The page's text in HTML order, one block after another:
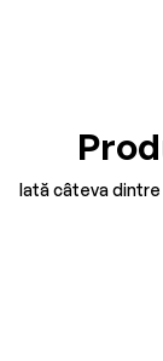
Iată câteva